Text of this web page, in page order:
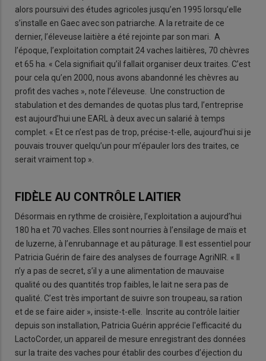
alors poursuivi des études agricoles jusqu’en 1995 lorsqu’elle
s’installe en Gaec avec son patriarche. A la retraite de ce
dernier, l’éleveuse laitière a été rejointe par son mari. A
l’époque, l’exploitation comptait 24 vaches laitières, 70 chèvres
et 65 ha. « Cela signifiait qu’il fallait organiser deux traites. C’est
pour cela qu’en 2000, nous avons abandonné les chèvres au
profit des vaches », note l’éleveuse. Une construction de
stabulation et des demandes de quotas plus tard, l’entreprise
est aujourd’hui une EARL à deux avec un salarié à temps
complet. « Et ce n’est pas de trop, précise-t-elle, aujourd’hui si je
pouvais trouver quelqu’un pour m’épauler lors des traites, ce
serait vraiment top ».
FIDÈLE AU CONTRÔLE LAITIER
Désormais en rythme de croisière, l’exploitation a aujourd’hui
180 ha et 70 vaches. Elles sont nourries à l’ensilage de maïs et
de luzerne, à l’enrubannage et au pâturage. Il est essentiel pour
Patricia Guérin de faire des analyses de fourrage AgriNIR. « Il
n’y a pas de secret, s’il y a une alimentation de mauvaise
qualité ou des quantités trop faibles, le lait ne sera pas de
qualité. C’est très important de suivre son troupeau, sa ration
et de se faire aider », insiste-t-elle. Inscrite au contrôle laitier
depuis son installation, Patricia Guérin apprécie l'efficacité du
LactoCorder, un appareil de mesure enregistrant des données
sur la traite des vaches pour établir des courbes d’éjection du